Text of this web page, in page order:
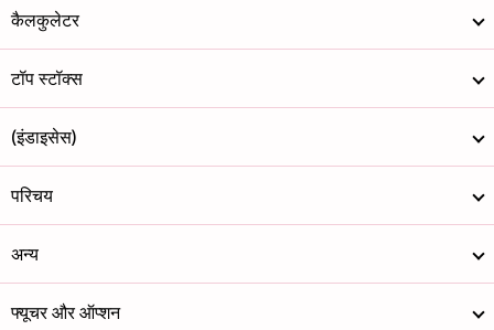
कैलकुलेटर
टॉप स्टॉक्स
(इंडाइसेस)
परिचय
अन्य
फ्यूचर और ऑप्शन